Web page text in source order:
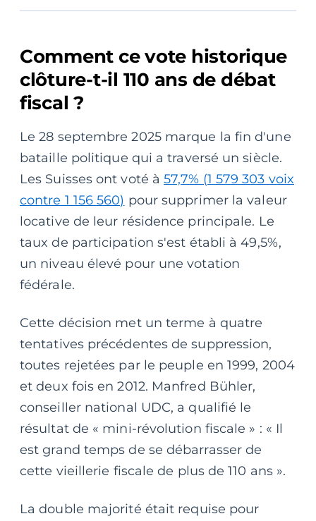
Comment ce vote historique
clôture-t-il 110 ans de débat
fiscal ?
Le 28 septembre 2025 marque la fin d'une
bataille politique qui a traversé un siècle.
Les Suisses ont voté à57,7% (1 579 303 voix
contre 1 156 560) pour supprimer la valeur
locative de leur résidence principale. Le
taux de participation s'est établi à 49,5%,
un niveau élevé pour une votation
fédérale.
Cette décision met un terme à quatre
tentatives précédentes de suppression,
toutes rejetées par le peuple en 1999, 2004
et deux fois en 2012. Manfred Bühler,
conseiller national UDC, a qualifié le
résultat de « mini-révolution fiscale » : « Il
est grand temps de se débarrasser de
cette vieillerie fiscale de plus de 110 ans ».
La double majorité était requise pour